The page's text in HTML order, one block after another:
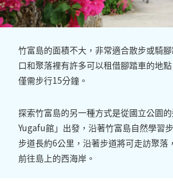
竹富島的面積不大，非常適合散步或騎
口和聚落裡有許多可以租借腳踏車的地
僅需步行15分鐘。
探索竹富島的另一種方式是從國立公園
Yugafu館」出發，沿著竹富島自然學習
步道長約6公里，沿著步道將可走訪聚落
前往島上的西海岸。